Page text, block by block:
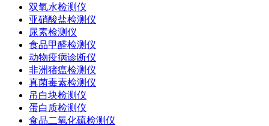
双氧水检测仪
亚硝酸盐检测仪
尿素检测仪
食品甲醛检测仪
动物疫病诊断仪
非洲猪瘟检测仪
真菌毒素检测仪
吊白块检测仪
蛋白质检测仪
食品二氧化硫检测仪